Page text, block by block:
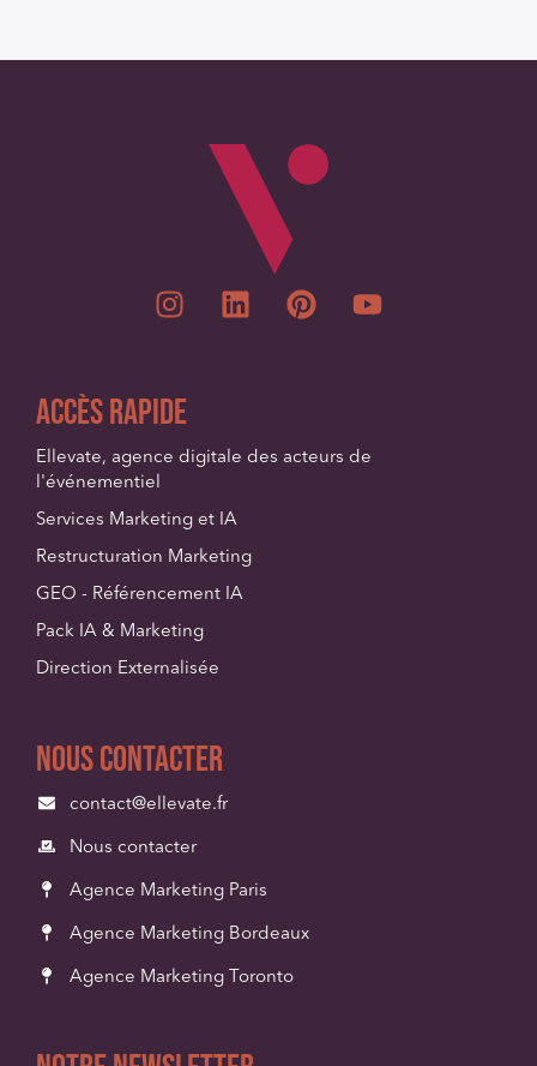
Accès Rapide
Ellevate, agence digitale des acteurs de
l'événementiel
Services Marketing et IA
Restructuration Marketing
GEO - Référencement IA
Pack IA & Marketing
Direction Externalisée
Nous contacter
contact@ellevate.fr
Nous contacter
Agence Marketing Paris
Agence Marketing Bordeaux
Agence Marketing Toronto